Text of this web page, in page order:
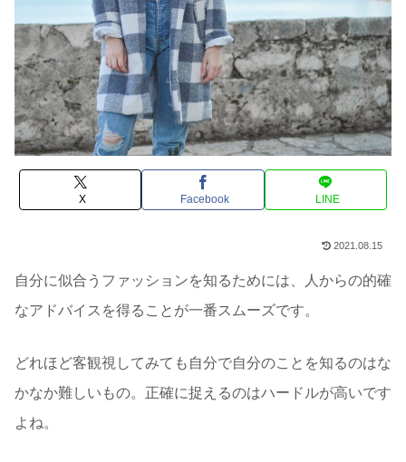
X Facebook LINE
2021.08.15
自分に似合うファッションを知るためには、人からの的確
なアドバイスを得ることが一番スムーズです。
どれほど客観視してみても自分で自分のことを知るのはな
かなか難しいもの。正確に捉えるのはハードルが高いです
よね。